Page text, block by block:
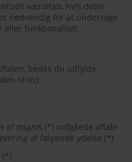
værditab, hvis dette
nødvendig for at undersøge
eller funktionalitet.
bedes du udfylde
til os).
af mig/os (*) indgåede aftale
af følgende ydelse (*)